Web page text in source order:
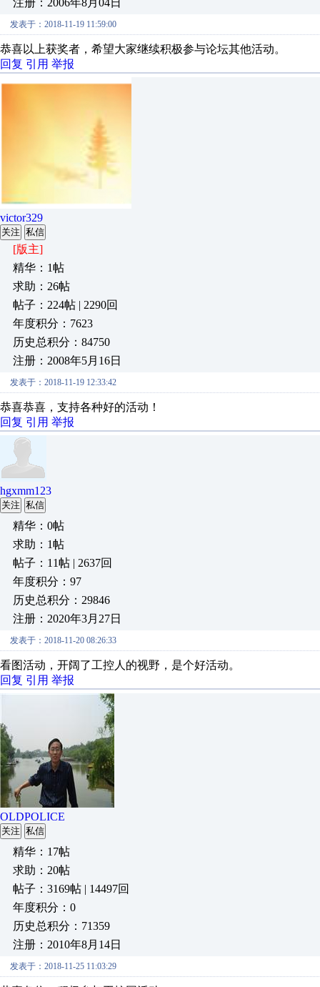
注册：2006年8月04日
发表于：2018-11-19 11:59:00
恭喜以上获奖者，希望大家继续积极参与论坛其他活动。
回复 引用 举报
victor329
关注 私信
[版主]
精华：1帖
求助：26帖
帖子：224帖 | 2290回
年度积分：7623
历史总积分：84750
注册：2008年5月16日
发表于：2018-11-19 12:33:42
恭喜恭喜，支持各种好的活动！
回复 引用 举报
hgxmm123
关注 私信
精华：0帖
求助：1帖
帖子：11帖 | 2637回
年度积分：97
历史总积分：29846
注册：2020年3月27日
发表于：2018-11-20 08:26:33
看图活动，开阔了工控人的视野，是个好活动。
回复 引用 举报
OLDPOLICE
关注 私信
精华：17帖
求助：20帖
帖子：3169帖 | 14497回
年度积分：0
历史总积分：71359
注册：2010年8月14日
发表于：2018-11-25 11:03:29